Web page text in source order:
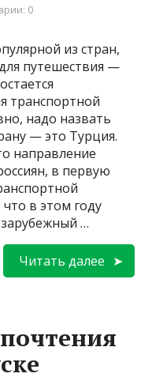
0
из стран,
путешествия —
транспортной
надо назвать
— это Турция.
направление
в первую
в этом году
…
Читать далее